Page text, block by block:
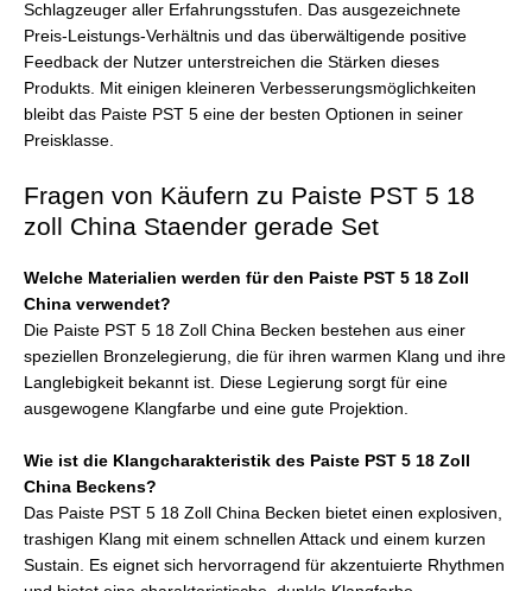
Schlagzeuger aller Erfahrungsstufen. Das ausgezeichnete
Preis-Leistungs-Verhältnis und das überwältigende positive
Feedback der Nutzer unterstreichen die Stärken dieses
Produkts. Mit einigen kleineren Verbesserungsmöglichkeiten
bleibt das Paiste PST 5 eine der besten Optionen in seiner
Preisklasse.
Fragen von Käufern zu Paiste PST 5 18
zoll China Staender gerade Set
Welche Materialien werden für den Paiste PST 5 18 Zoll
China verwendet?
Die Paiste PST 5 18 Zoll China Becken bestehen aus einer
speziellen Bronzelegierung, die für ihren warmen Klang und ihre
Langlebigkeit bekannt ist. Diese Legierung sorgt für eine
ausgewogene Klangfarbe und eine gute Projektion.
Wie ist die Klangcharakteristik des Paiste PST 5 18 Zoll
China Beckens?
Das Paiste PST 5 18 Zoll China Becken bietet einen explosiven,
trashigen Klang mit einem schnellen Attack und einem kurzen
Sustain. Es eignet sich hervorragend für akzentuierte Rhythmen